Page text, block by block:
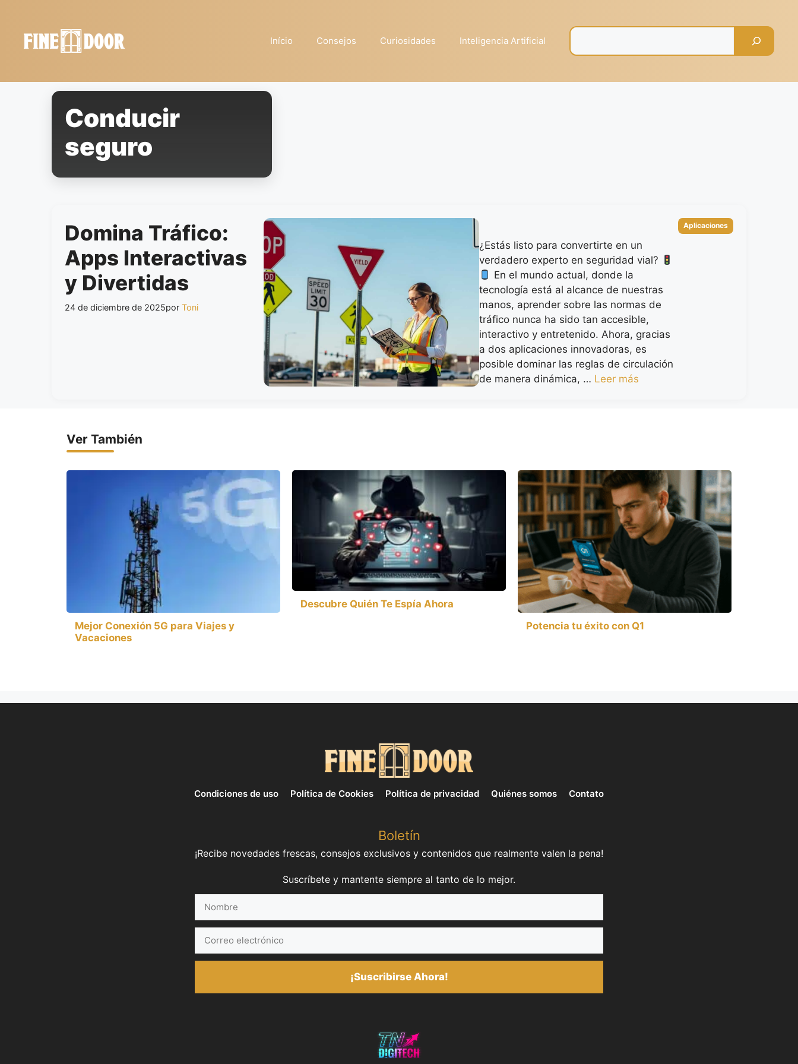
contenido
Início Consejos Curiosidades Inteligencia Artificial
Conducir
seguro
Domina Tráfico:
Apps Interactivas
y Divertidas
24 de diciembre de 2025por Toni
¿Estás listo para convertirte en un
verdadero experto en seguridad vial?
En el mundo actual, donde la
tecnología está al alcance de nuestras
manos, aprender sobre las normas de
tráfico nunca ha sido tan accesible,
interactivo y entretenido. Ahora, gracias
a dos aplicaciones innovadoras, es
posible dominar las reglas de circulación
de manera dinámica, … Leer más
Categorías
Aplicaciones
Ver También
Mejor Conexión 5G para Viajes y
Vacaciones
Descubre Quién Te Espía Ahora
Potencia tu éxito con Q1
Condiciones de uso Política de Cookies Política de privacidad Quiénes somos Contato
Boletín
¡Recibe novedades frescas, consejos exclusivos y contenidos que realmente valen la pena!
Suscríbete y mantente siempre al tanto de lo mejor.
electrónico
¡Suscribirse Ahora!